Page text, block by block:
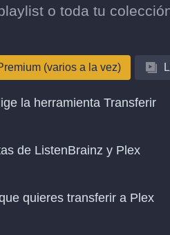
o toda tu
(varios a la vez)
la herramienta Transferir
de ListenBrainz y Plex
quieres transferir a Plex